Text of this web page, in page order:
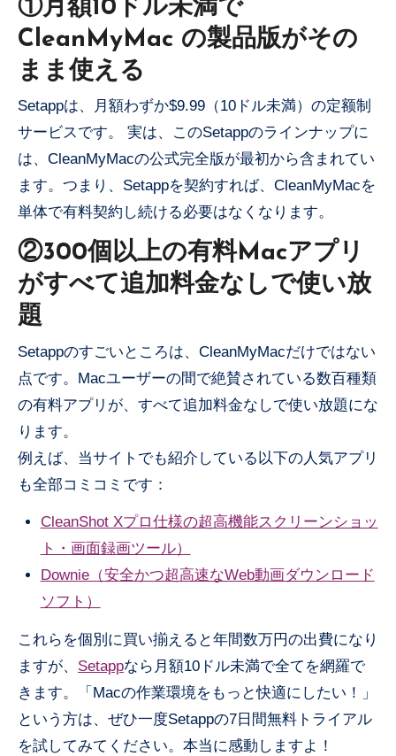
①月額10ドル未満で
CleanMyMac の製品版がその
まま使える
Setappは、月額わずか$9.99（10ドル未満）の定额制
サービスです。 実は、このSetappのラインナップに
は、CleanMyMacの公式完全版が最初から含まれてい
ます。つまり、Setappを契約すれば、CleanMyMacを
単体で有料契約し続ける必要はなくなります。
②300個以上の有料Macアプリ
がすべて追加料金なしで使い放
題
Setappのすごいところは、CleanMyMacだけではない
点です。Macユーザーの間で絶賛されている数百種類
の有料アプリが、すべて追加料金なしで使い放題にな
ります。
例えば、当サイトでも紹介している以下の人気アプリ
も全部コミコミです：
CleanShot Xプロ仕様の超高機能スクリーンショッ
ト・画面録画ツール）
Downie（安全かつ超高速なWeb動画ダウンロード
ソフト）
これらを個別に買い揃えると年間数万円の出費になり
ますが、 Setappなら月額10ドル未満で全てを網羅で
きます。「Macの作業環境をもっと快適にしたい！」
という方は、ぜひ一度Setappの7日間無料トライアル
を試してみてください。本当に感動しますよ！